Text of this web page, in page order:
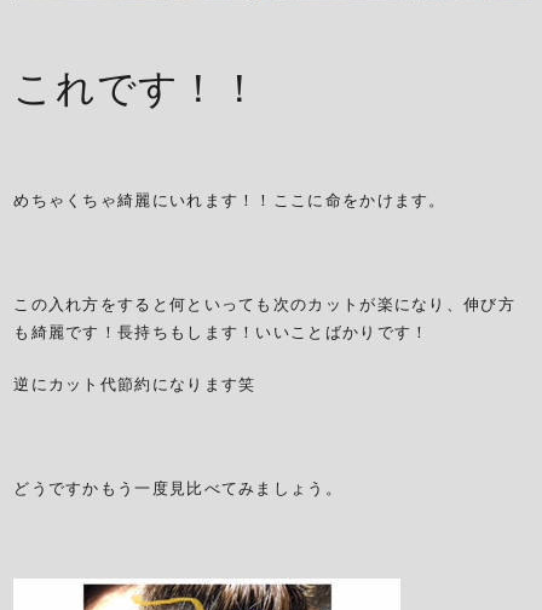
これです！！
めちゃくちゃ綺麗にいれます！！ここに命をかけます。
この入れ方をすると何といっても次のカットが楽になり、伸び方
も綺麗です！長持ちもします！いいことばかりです！
逆にカット代節約になります笑
どうですかもう一度見比べてみましょう。